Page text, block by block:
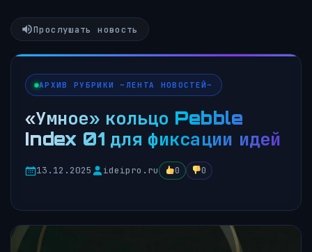
Прослушать новость
АРХИВ РУБРИКИ ~ЛЕНТА НОВОСТЕЙ~
«Умное» кольцо Pebble
Index 01 для фиксации идей
13.12.2025 ideipro.ru 0 0